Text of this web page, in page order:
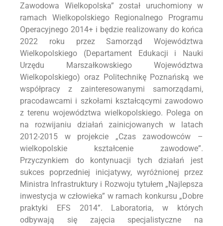
Zawodowa Wielkopolska” został uruchomiony w
ramach Wielkopolskiego Regionalnego Programu
Operacyjnego 2014+ i będzie realizowany do końca
2022 roku przez Samorząd Województwa
Wielkopolskiego (Departament Edukacji i Nauki
Urzędu Marszałkowskiego Województwa
Wielkopolskiego) oraz Politechnikę Poznańską we
współpracy z zainteresowanymi samorządami,
pracodawcami i szkołami kształcącymi zawodowo
z terenu województwa wielkopolskiego. Polega on
na rozwijaniu działań zainicjowanych w latach
2012-2015 w projekcie „Czas zawodowców –
wielkopolskie kształcenie zawodowe”.
Przyczynkiem do kontynuacji tych działań jest
sukces poprzedniej inicjatywy, wyróżnionej przez
Ministra Infrastruktury i Rozwoju tytułem „Najlepsza
inwestycja w człowieka” w ramach konkursu „Dobre
praktyki EFS 2014”. Laboratoria, w których
odbywają się zajęcia specjalistyczne na